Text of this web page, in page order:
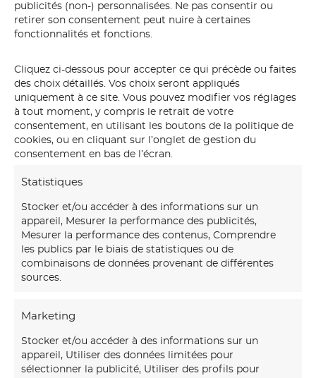
publicités (non-) personnalisées. Ne pas consentir ou
retirer son consentement peut nuire à certaines
fonctionnalités et fonctions.
Cliquez ci-dessous pour accepter ce qui précède ou faites
des choix détaillés. Vos choix seront appliqués
uniquement à ce site. Vous pouvez modifier vos réglages
à tout moment, y compris le retrait de votre
consentement, en utilisant les boutons de la politique de
cookies, ou en cliquant sur l’onglet de gestion du
consentement en bas de l’écran.
Statistiques
Stocker et/ou accéder à des informations sur un
appareil, Mesurer la performance des publicités,
Mesurer la performance des contenus, Comprendre
les publics par le biais de statistiques ou de
combinaisons de données provenant de différentes
sources.
Marketing
Stocker et/ou accéder à des informations sur un
appareil, Utiliser des données limitées pour
sélectionner la publicité, Utiliser des profils pour
murs avec des fresques et papiers peints sur-mesure,
uniques et immersifs.